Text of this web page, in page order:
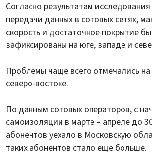
Согласно результатам исследования
передачи данных в сотовых сетях,
скорость и достаточное покрытие
зафиксированы на юге, западе и
Проблемы чаще всего отмечались на
северо-востоке.
По данным сотовых операторов, с
самоизоляции в марте – апреле до
абонентов уехало в Московскую
таких абонентов стало еще больше.